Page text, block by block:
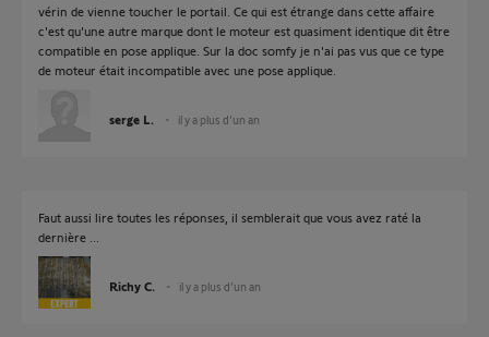
vérin de vienne toucher le portail. Ce qui est étrange dans cette affaire
c'est qu'une autre marque dont le moteur est quasiment identique dit être
compatible en pose applique. Sur la doc somfy je n'ai pas vus que ce type
de moteur était incompatible avec une pose applique.
serge L. il y a plus d'un an
Faut aussi lire toutes les réponses, il semblerait que vous avez raté la
dernière ...
Richy C. il y a plus d'un an